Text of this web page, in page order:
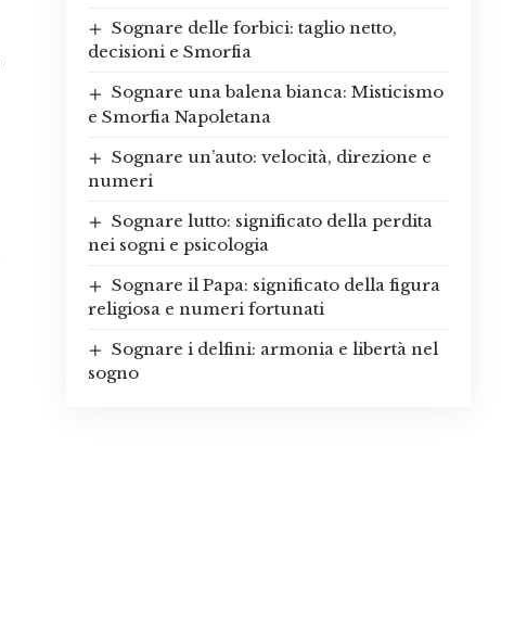
Sognare delle forbici: taglio netto,
decisioni e Smorfia
Sognare una balena bianca: Misticismo
e Smorfia Napoletana
Sognare un’auto: velocità, direzione e
numeri
Sognare lutto: significato della perdita
nei sogni e psicologia
Sognare il Papa: significato della figura
religiosa e numeri fortunati
Sognare i delfini: armonia e libertà nel
sogno